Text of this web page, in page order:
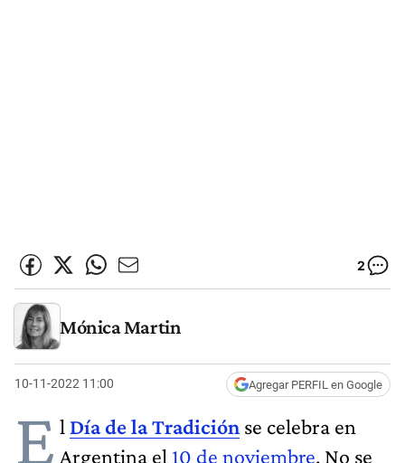
2
Mónica Martin
10-11-2022 11:00 Agregar PERFIL en Google
E l Día de la Tradición se celebra en
Argentina el 10 de noviembre. No se